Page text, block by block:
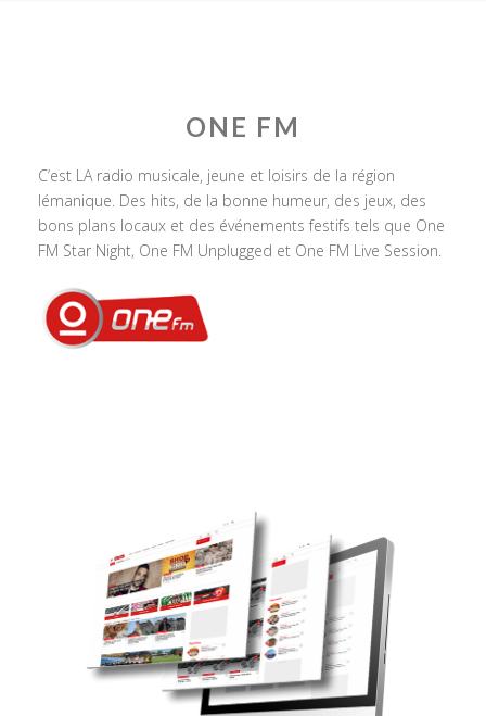
ONE FM
C’est LA radio musicale, jeune et loisirs de la région
lémanique. Des hits, de la bonne humeur, des jeux, des
bons plans locaux et des événements festifs tels que One
FM Star Night, One FM Unplugged et One FM Live Session.